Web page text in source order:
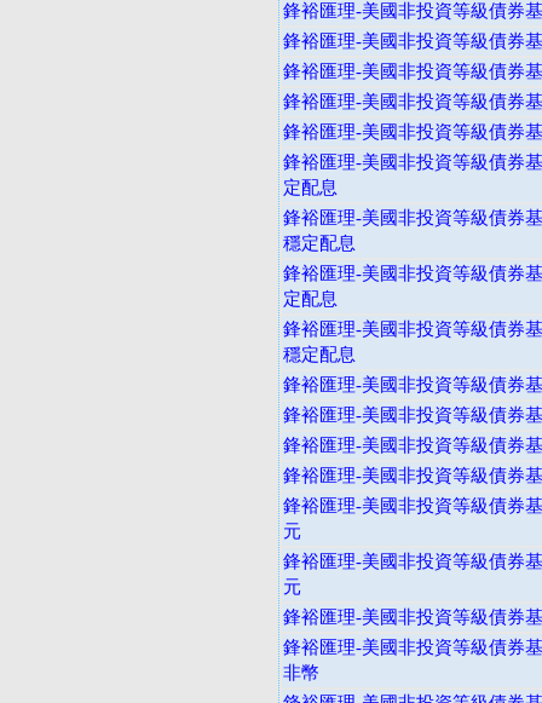
鋒裕匯理-美國非投資等級債券
鋒裕匯理-美國非投資等級債券
鋒裕匯理-美國非投資等級債券
鋒裕匯理-美國非投資等級債券
鋒裕匯理-美國非投資等級債券
鋒裕匯理-美國非投資等級債券
定配息
鋒裕匯理-美國非投資等級債券
穩定配息
鋒裕匯理-美國非投資等級債券
定配息
鋒裕匯理-美國非投資等級債券
穩定配息
鋒裕匯理-美國非投資等級債券
鋒裕匯理-美國非投資等級債券
鋒裕匯理-美國非投資等級債券
鋒裕匯理-美國非投資等級債券
鋒裕匯理-美國非投資等級債券
元
鋒裕匯理-美國非投資等級債券
元
鋒裕匯理-美國非投資等級債券
鋒裕匯理-美國非投資等級債券
非幣